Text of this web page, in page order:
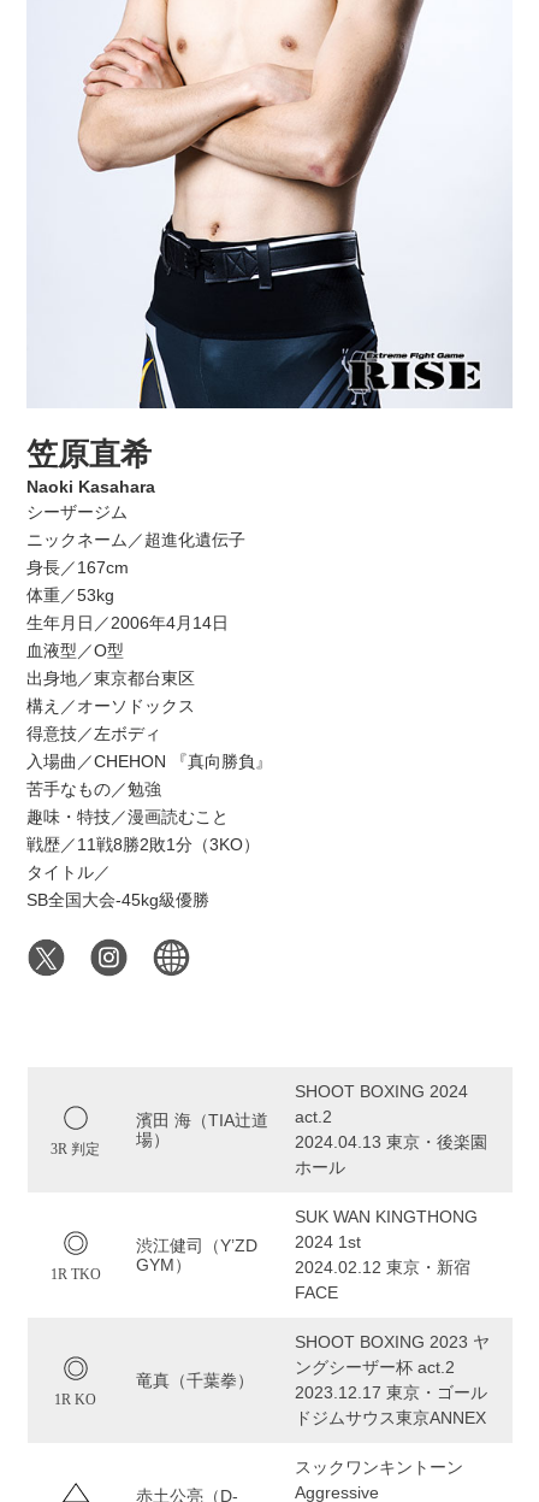
笠原直希
Naoki Kasahara
シーザージム
ニックネーム／超進化遺伝子
身長／167cm
体重／53kg
生年月日／2006年4月14日
血液型／O型
出身地／東京都台東区
構え／オーソドックス
得意技／左ボディ
入場曲／CHEHON 『真向勝負』
苦手なもの／勉強
趣味・特技／漫画読むこと
戦歴／11戦8勝2敗1分（3KO）
タイトル／
SB全国大会-45kg級優勝
3R 判定
濱田 海（TIA辻道
場）
SHOOT BOXING 2024
act.2
2024.04.13 東京・後楽園
ホール
1R TKO
渋江健司（Y’ZD
GYM）
SUK WAN KINGTHONG
2024 1st
2024.02.12 東京・新宿
FACE
1R KO
竜真（千葉拳）
SHOOT BOXING 2023 ヤ
ングシーザー杯 act.2
2023.12.17 東京・ゴール
ドジムサウス東京ANNEX
赤土公亮（D-
スックワンキントーン
Aggressive